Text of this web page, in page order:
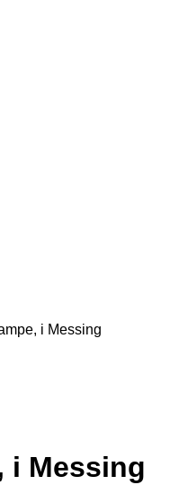
i Messing
i Messing